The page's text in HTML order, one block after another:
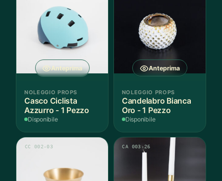
Anteprima
NOLEGGIO PROPS
Casco Ciclista
Azzurro - 1 Pezzo
Disponibile
Anteprima
NOLEGGIO PROPS
Candelabro Bianca
Oro - 1 Pezzo
Disponibile
CC 002-03 CA 003-26